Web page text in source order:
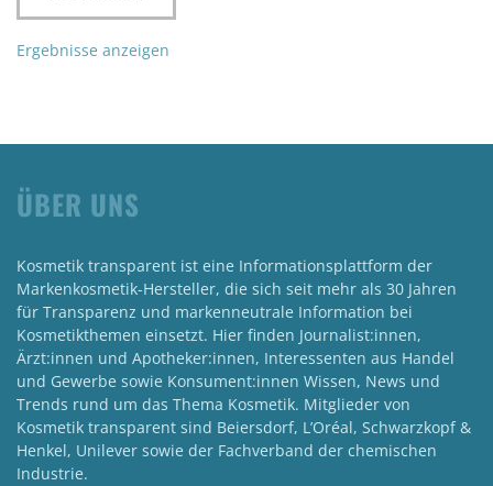
Ergebnisse anzeigen
ÜBER UNS
Kosmetik transparent ist eine Informationsplattform der
Markenkosmetik-Hersteller, die sich seit mehr als 30 Jahren
für Transparenz und markenneutrale Information bei
Kosmetikthemen einsetzt. Hier finden Journalist:innen,
Ärzt:innen und Apotheker:innen, Interessenten aus Handel
und Gewerbe sowie Konsument:innen Wissen, News und
Trends rund um das Thema Kosmetik. Mitglieder von
Kosmetik transparent sind Beiersdorf, L’Oréal, Schwarzkopf &
Henkel, Unilever sowie der Fachverband der chemischen
Industrie.